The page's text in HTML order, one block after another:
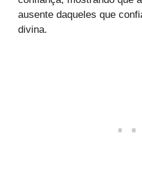
ausente daqueles que
divina.